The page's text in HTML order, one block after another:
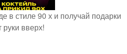
в стиле 90 х и получай подарки
руки вверх!